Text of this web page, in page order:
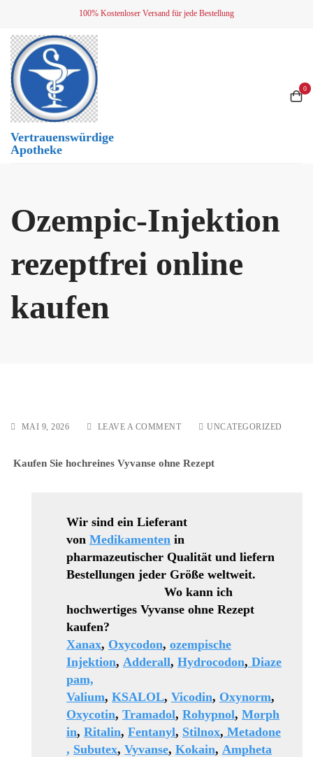
content
100% Kostenloser Versand für jede Bestellung
Vertrauenswürdige
Apotheke
0
Ozempic-Injektion
rezeptfrei online
kaufen
MAI 9, 2026 LEAVE A COMMENTON
REZEPTFREI
UNCATEGORIZED
Kaufen Sie hochreines Vyvanse ohne Rezept
Wir sind ein Lieferant
von Medikamenten in
pharmazeutischer Qualität und liefern
Bestellungen jeder Größe weltweit.
Wo kann ich
hochwertiges Vyvanse ohne Rezept
kaufen?
Xanax, Oxycodon, ozempische
Injektion, Adderall, Hydrocodon, Diaze
pam,
Valium, KSALOL, Vicodin, Oxynorm,
Oxycotin, Tramadol, Rohypnol, Morph
in, Ritalin, Fentanyl, Stilnox, Metadone
, Subutex, Vyvanse, Kokain, Ampheta